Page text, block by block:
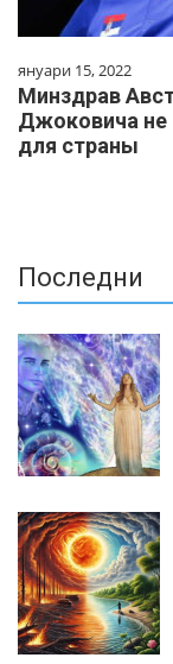
януари 15, 2022
Минздрав
Джоковича
для страны
Последни